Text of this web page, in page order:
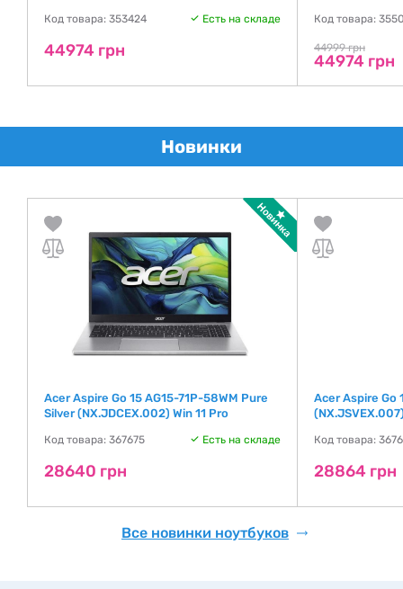
Код товара: 353424 Есть на складе
44974 грн
Код товара:
44999 грн
44974 грн
Новинки
Acer Aspire Go 15 AG15-71P-58WM Pure
Silver (NX.JDCEX.002) Win 11 Pro
Код товара: 367675 Есть на складе
28640 грн
Acer Aspire Go
Код товара:
28864 грн
Все новинки ноутбуков